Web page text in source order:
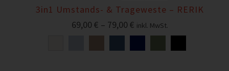
3in1 Umstands- & Trageweste – RERIK
69,00 € – 79,00 € inkl. MwSt.